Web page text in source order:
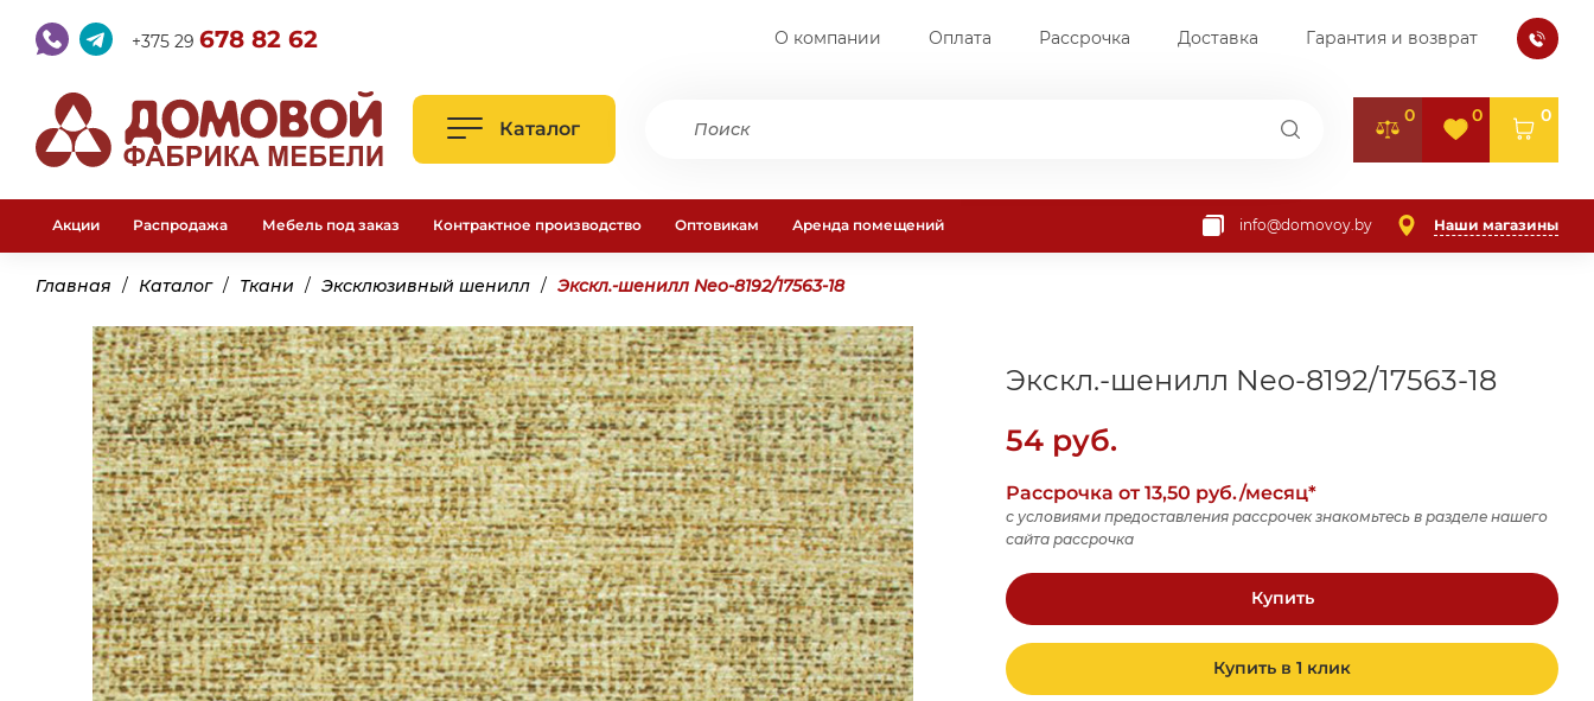
+375 29 678 82 62 О компании Оплата Рассрочка Доставка Гарантия и возврат
Каталог
0 0 0
Акции Распродажа Мебель под заказ Контрактное производство Оптовикам Аренда помещений info@domovoy.by Наши магазины
Главная Каталог Ткани Эксклюзивный шенилл Экскл.-шенилл Neo-8192/17563-18
Экскл.-шенилл Neo-8192/17563-18
54 руб.
Рассрочка от 13,50 руб./месяц*
с условиями предоставления рассрочек знакомьтесь в разделе нашего
сайта рассрочка
Купить
Купить в 1 клик